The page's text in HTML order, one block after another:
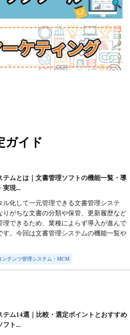
ガイド
テムとは｜文書管理ソフトの機能一覧・導
実現...
ル化して一元管理できる文書管理システ
りがちな文書の分類や保管、更新履歴など
理できるため、業種によらず導入が進んで
す。今回は文書管理システムの機能一覧や
ンテンツ管理システム・MCM
テム14選｜比較・選定ポイントとおすすめ
フト...